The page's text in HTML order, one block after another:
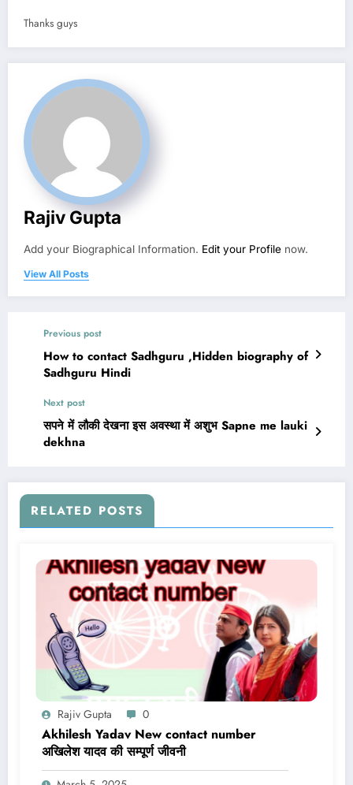
Thanks guys
Rajiv Gupta
Add your Biographical Information. Edit your Profile now.
View All Posts
Previous post
How to contact Sadhguru ,Hidden biography of
Sadhguru Hindi
Next post
सपने में लौकी देखना इस अवस्था में अशुभ Sapne me lauki
dekhna
RELATED POSTS
Rajiv Gupta 0
Akhilesh Yadav New contact number
अखिलेश यादव की सम्पूर्ण जीवनी